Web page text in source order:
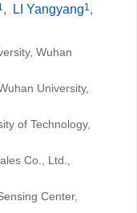
, LI Yangyang1,
Wuhan
University,
of Technology,
Co., Ltd.,
Center,